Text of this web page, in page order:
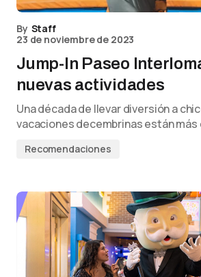
By Staff
23 de noviembre de 2023
Jump-In Paseo
nuevas actividades
Una década de llevar diversión a
vacaciones decembrinas están más
Recomendaciones